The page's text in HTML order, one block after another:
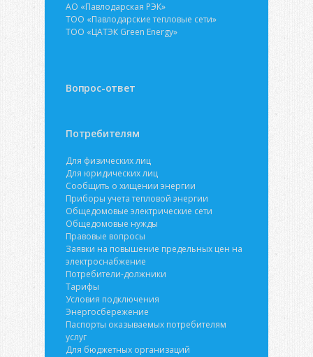
АО «Павлодарская РЭК»
ТОО «Павлодарские тепловые сети»
ТОО «ЦАТЭК Green Energy»
Вопрос-ответ
Потребителям
Для физических лиц
Для юридических лиц
Сообщить о хищении энергии
Приборы учета тепловой энергии
Общедомовые электрические сети
Общедомовые нужды
Правовые вопросы
Заявки на повышение предельных цен на
электроснабжение
Потребители-должники
Тарифы
Условия подключения
Энергосбережение
Паспорты оказываемых потребителям
услуг
Для бюджетных организаций